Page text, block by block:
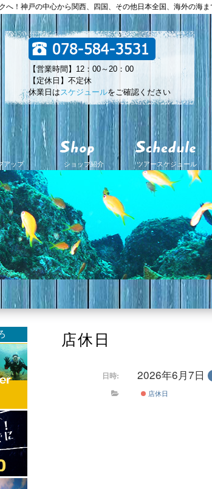
！神戸の中心から関西、四国、その他日本全国、海外の海ま
【営業時間】12：00～20：00
【定休日】不定休
休業日は スケジュールをご確認ください
アップ ショップ紹介 ツアースケジュール
店休日
日時: 2026年6月7日
店休日